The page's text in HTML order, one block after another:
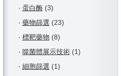
‧ 蛋白酶(3)
‧ 藥物篩選 (23)
‧ 標靶藥物 (8)
‧ 噬菌體展示技術(1)
‧ 細胞篩選 (1)